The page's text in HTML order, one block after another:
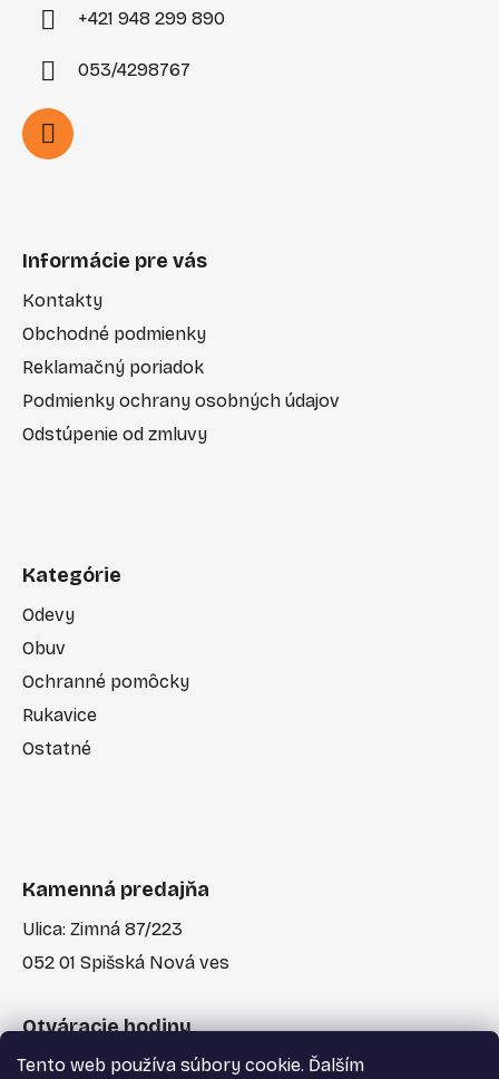
Tento web používa súbory cookie. Ďalším
+421 948 299 890
053/4298767
Informácie pre vás
Kontakty
Obchodné podmienky
Reklamačný poriadok
Podmienky ochrany osobných údajov
Odstúpenie od zmluvy
Kategórie
Odevy
Obuv
Ochranné pomôcky
Rukavice
Ostatné
Kamenná predajňa
Ulica: Zimná 87/223
052 01 Spišská Nová ves
Otváracie hodiny
Po-Pia: 7:30 - 17:00